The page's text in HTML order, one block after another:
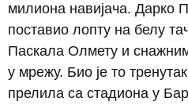
милиона навијача. Дарко
поставио лопту на белу
Паскала Олмету и
у мрежу. Био је то
прелила са стадиона у